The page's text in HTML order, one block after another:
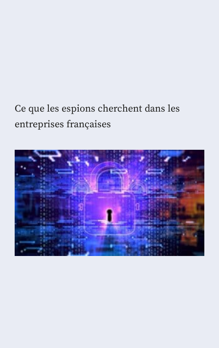
Ce que les espions cherchent dans les
entreprises françaises